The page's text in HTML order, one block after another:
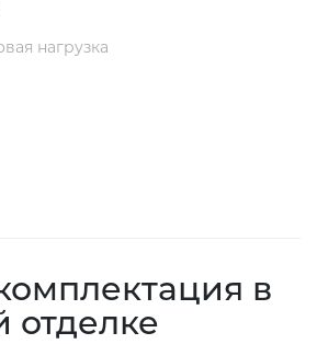
нагрузка
в
отделке